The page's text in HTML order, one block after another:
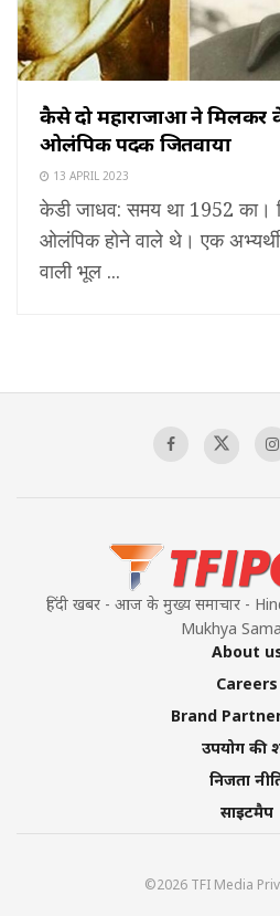
कैसे दो महाराजाओं ने मिलकर
ओलंपिक पदक जितवाया
13 APRIL 2023
केडी जाधव: समय था 1952
ओलंपिक होने वाले थे। एक
वाली भूल ...
हिंदी खबर - आज के मुख्य समाचार -
Mukhya
About
Careers
Brand
उपयोग की
निजता
साइटमैप
©2026 TFI Media